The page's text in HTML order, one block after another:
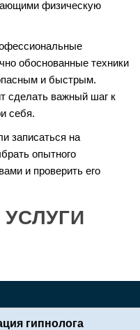
физическую
обоснованные техники
и быстрым.
сделать важный шаг к
себя.
записаться на
опытного
и проверить его
гипнолога